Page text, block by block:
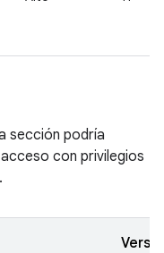
sección podría
con privilegios